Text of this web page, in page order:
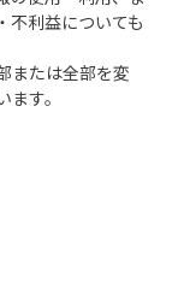
不利益についても
または全部を変
す。